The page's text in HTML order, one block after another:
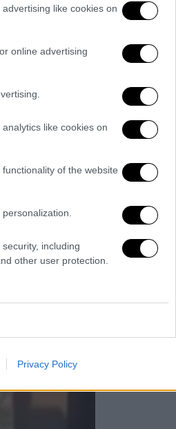
like cookies on
online advertising
like cookies on
of the website
including
other user protection.
Privacy Policy